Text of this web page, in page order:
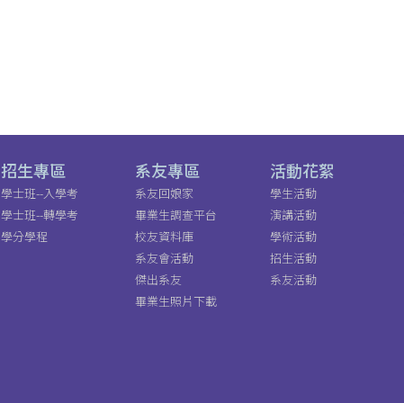
招生專區
學士班--入學考
學士班--轉學考
學分學程
系友專區
系友回娘家
畢業生調查平台
校友資料庫
系友會活動
傑出系友
畢業生照片下載
活動花絮
學生活動
演講活動
學術活動
招生活動
系友活動